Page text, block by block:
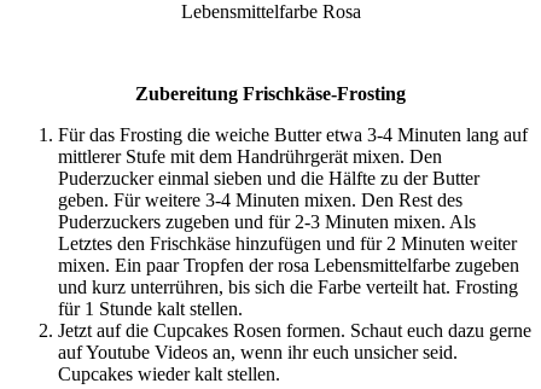
Lebensmittelfarbe Rosa
Zubereitung Frischkäse-Frosting
Für das Frosting die weiche Butter etwa 3-4 Minuten lang auf
mittlerer Stufe mit dem Handrührgerät mixen. Den
Puderzucker einmal sieben und die Hälfte zu der Butter
geben. Für weitere 3-4 Minuten mixen. Den Rest des
Puderzuckers zugeben und für 2-3 Minuten mixen. Als
Letztes den Frischkäse hinzufügen und für 2 Minuten weiter
mixen. Ein paar Tropfen der rosa Lebensmittelfarbe zugeben
und kurz unterrühren, bis sich die Farbe verteilt hat. Frosting
für 1 Stunde kalt stellen.
Jetzt auf die Cupcakes Rosen formen. Schaut euch dazu gerne
auf Youtube Videos an, wenn ihr euch unsicher seid.
Cupcakes wieder kalt stellen.